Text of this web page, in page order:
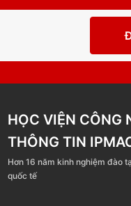
HỌC VIỆN CÔNG
THÔNG TIN
Hơn 16 năm kinh nghiệm đào
quốc tế